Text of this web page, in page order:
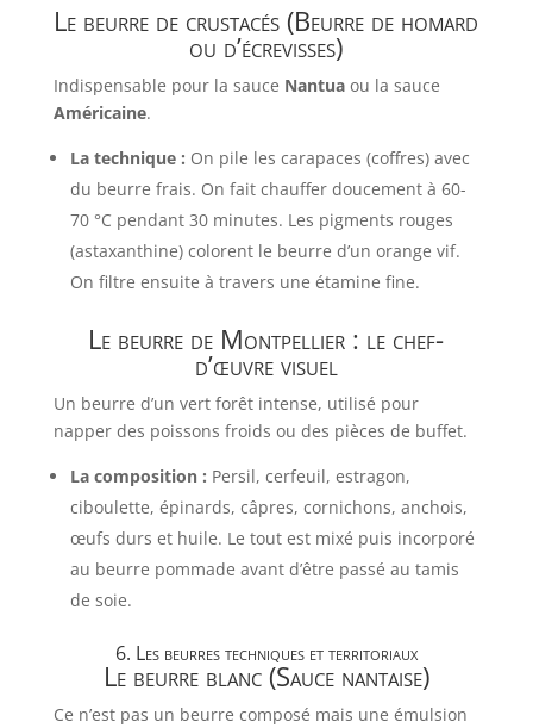
Le beurre de crustacés (Beurre de homard
ou d’écrevisses)
Indispensable pour la sauce Nantuaou la sauce
Américaine.
La technique : On pile les carapaces (coffres) avec
du beurre frais. On fait chauffer doucement à 60-
70 °C pendant 30 minutes. Les pigments rouges
(astaxanthine) colorent le beurre d’un orange vif.
On filtre ensuite à travers une étamine fine.
Le beurre de Montpellier : le chef-
d’œuvre visuel
Un beurre d’un vert forêt intense, utilisé pour
napper des poissons froids ou des pièces de buffet.
La composition : Persil, cerfeuil, estragon,
ciboulette, épinards, câpres, cornichons, anchois,
œufs durs et huile. Le tout est mixé puis incorporé
au beurre pommade avant d’être passé au tamis
de soie.
6. Les beurres techniques et territoriaux
Le beurre blanc(Sauce nantaise)
Ce n’est pas un beurre composé mais une émulsion